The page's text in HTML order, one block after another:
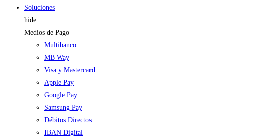
Soluciones
hide
Medios de Pago
Multibanco
MB Way
Visa y Mastercard
Apple Pay
Google Pay
Samsung Pay
Débitos Directos
IBAN Digital